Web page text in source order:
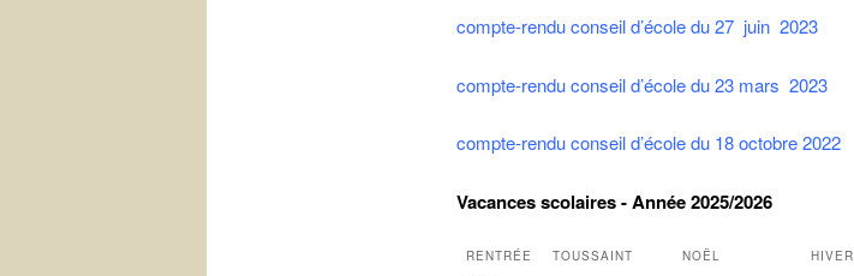
compte-rendu conseil d’école du 27 juin 2023
compte-rendu conseil d’école du 23 mars 2023
compte-rendu conseil d’école du 18 octobre 2022
Vacances scolaires - Année 2025/2026
RENTRÉE
TOUSSAINT NOËL HIVER